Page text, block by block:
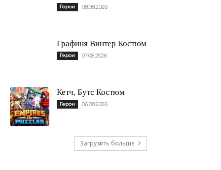
Герои 08.08.2026
Графиня Винтер Костюм
Герои 07.08.2026
Кетч, Бутс Костюм
Герои 06.08.2026
Загрузить больше